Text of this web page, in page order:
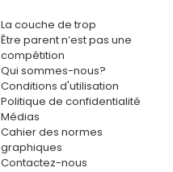
La couche de trop
Être parent n’est pas une
compétition
Qui sommes-nous?
Conditions d'utilisation
Politique de confidentialité
Médias
Cahier des normes
graphiques
Contactez-nous